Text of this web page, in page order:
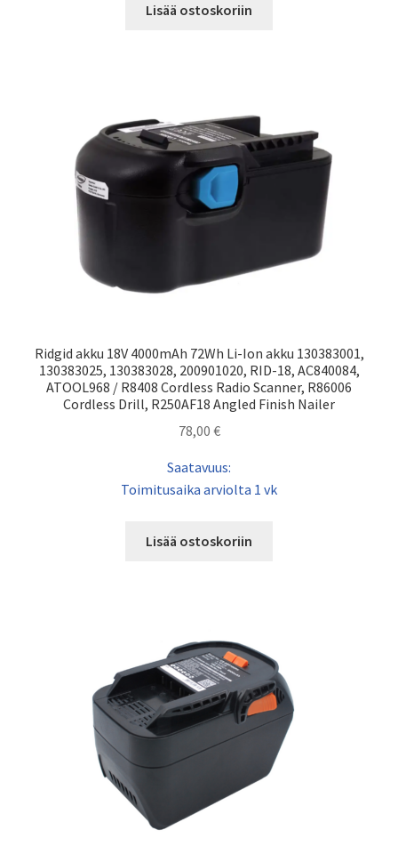
Lisää ostoskoriin
Ridgid akku 18V 4000mAh 72Wh Li-Ion akku 130383001,
130383025, 130383028, 200901020, RID-18, AC840084,
ATOOL968 / R8408 Cordless Radio Scanner, R86006
Cordless Drill, R250AF18 Angled Finish Nailer
78,00 €
Saatavuus:
Toimitusaika arviolta 1 vk
Lisää ostoskoriin